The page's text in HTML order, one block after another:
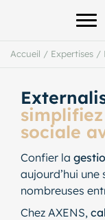
Accueil / Expertises /
sociale
Confier la
aujourd’hui
nombreuses
Chez AXENS,